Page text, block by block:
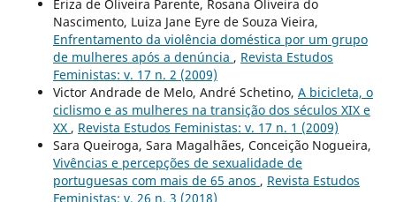
Eriza de Oliveira Parente, Rosana Oliveira do
Nascimento, Luiza Jane Eyre de Souza Vieira,
Enfrentamento da violência doméstica por um grupo
de mulheres após a denúncia , Revista Estudos
Feministas: v. 17 n. 2 (2009)
Victor Andrade de Melo, André Schetino, A bicicleta, o
ciclismo e as mulheres na transição dos séculos XIX e
XX , Revista Estudos Feministas: v. 17 n. 1 (2009)
Sara Queiroga, Sara Magalhães, Conceição Nogueira,
Vivências e percepções de sexualidade de
portuguesas com mais de 65 anos , Revista Estudos
Feministas: v. 26 n. 3 (2018)